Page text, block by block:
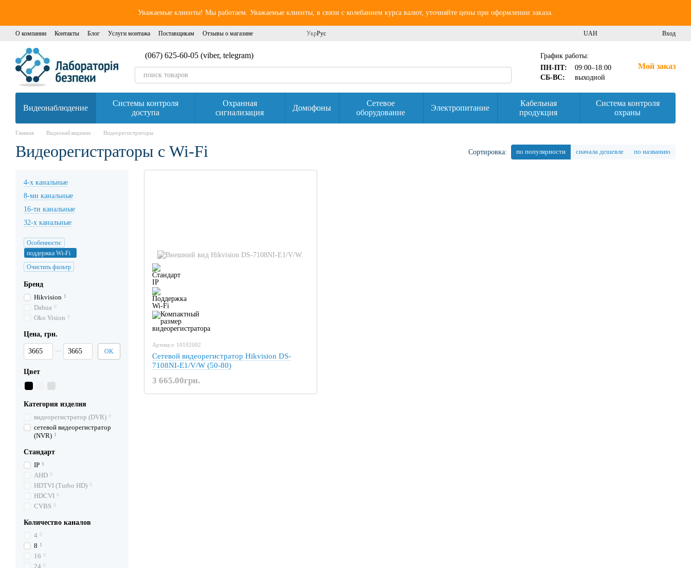
Уважаемые клиенты! Мы работаем. Уважаемые клиенты, в связи с колебанием курса валют, уточняйте цены при оформлении заказа.
О компании Контакты Блог Услуги монтажа Поставщикам Отзывы о магазине УкрРус UAH Вход
(067) 625-60-05 (viber, telegram)
График работы:
ПН-ПТ:
09:00–18:00
СБ-ВС:
выходной
Мой заказ
Видеонаблюдение
Системы контроля
доступа
Охранная
сигнализация
Домофоны
Сетевое
оборудование
Электропитание
Кабельная
продукция
Система контроля
охраны
Главная Видеонаблюдение Видеорегистраторы
Видеорегистраторы с Wi-Fi Сортировка: по популярности сначала дешевле по названию
Артикул: 10102002
Сетевой видеорегистратор Hikvision DS-
7108NI-E1/V/W (50-80)
3 665.00грн.
4-х канальные
8-ми канальные
16-ти канальные
32-х канальные
Особенности:
поддержка Wi-Fi
Очистить фильтр
Бренд
Hikvision 1
Dahua 0
Oko Vision 0
Цена, грн.
От Цена, грн.
До Цена, грн.
OK
Цвет
Категория изделия
видеорегистратор (DVR) 0
сетевой видеорегистратор
(NVR) 1
Стандарт
IP 1
AHD 0
HDTVI (Turbo HD) 0
HDCVI 0
CVBS 0
Количество каналов
4 0
8 1
16 0
24 0